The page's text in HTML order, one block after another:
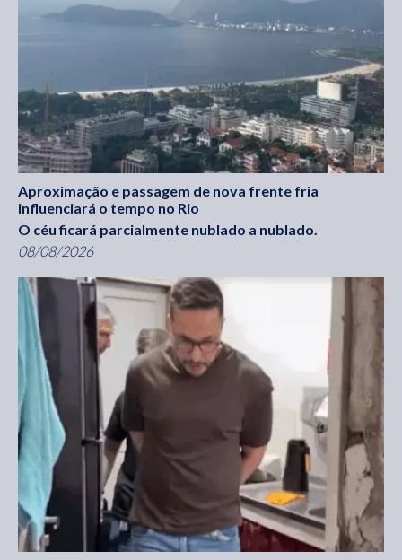
Aproximação e passagem de nova frente fria
influenciará o tempo no Rio
O céu ficará parcialmente nublado a nublado.
08/08/2026